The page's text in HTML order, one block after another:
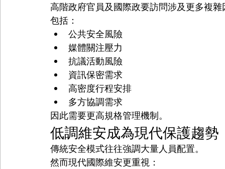
高階政府官員及國際政要訪問涉及更多複雜
包括：
公共安全風險
媒體關注壓力
抗議活動風險
資訊保密需求
高密度行程安排
多方協調需求
因此需要更高規格管理機制。
低調維安成為現代保護趨勢
傳統安全模式往往強調大量人員配置。
然而現代國際維安更重視：